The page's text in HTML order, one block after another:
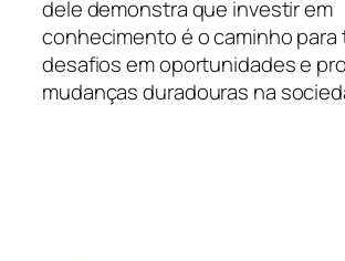
dele demonstra que investir em
conhecimento é o caminho para
desafios em oportunidades e
mudanças duradouras na